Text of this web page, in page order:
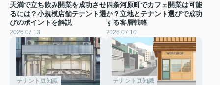
天満で立ち飲み開業を成功させ
るには？小規模店舗テナント選
びのポイントを解説
2026.07.13
四条河原町でカフェ開業は可能
か？立地とテナント選びで成功
する客層戦略
2026.07.10
テナント豆知識 テナント豆知識